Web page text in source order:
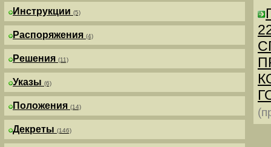
Инструкции (5)
Распоряжения (4)
Решения (11)
Указы (6)
Положения (14)
Декреты (146)